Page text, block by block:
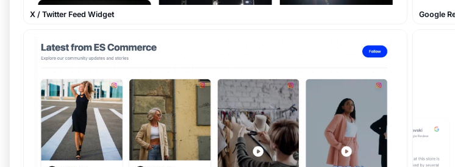
X / Twitter Feed Widget Google